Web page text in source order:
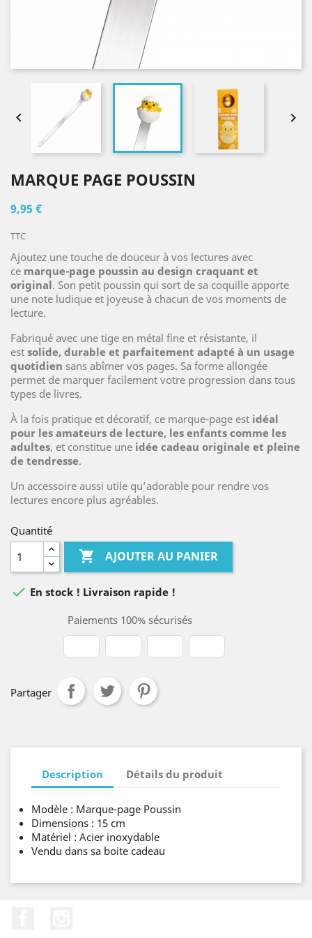
 
MARQUE PAGE POUSSIN
9,95 €
TTC
Ajoutez une touche de douceur à vos lectures avec
ce marque-page poussin au design craquant et
original. Son petit poussin qui sort de sa coquille apporte
une note ludique et joyeuse à chacun de vos moments de
lecture.
Fabriqué avec une tige en métal fine et résistante, il
est solide, durable et parfaitement adapté à un usage
quotidien sans abîmer vos pages. Sa forme allongée
permet de marquer facilement votre progression dans tous
types de livres.
À la fois pratique et décoratif, ce marque-page est idéal
pour les amateurs de lecture, les enfants comme les
adultes, et constitue une idée cadeau originale et pleine
de tendresse.
Un accessoire aussi utile qu’adorable pour rendre vos
lectures encore plus agréables.
Quantité
 AJOUTER AU PANIER
 En stock ! Livraison rapide !
Paiements 100% sécurisés
Partager
Description Détails du produit
Modèle : Marque-page Poussin
Dimensions : 15 cm
Matériel : Acier inoxydable
Vendu dans sa boite cadeau